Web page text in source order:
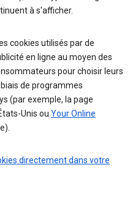
à s'afficher.
cookies utilisés par de
en ligne au moyen des
pour choisir leurs
de programmes
(par exemple, la page
Unis ou Your Online
directement dans votre